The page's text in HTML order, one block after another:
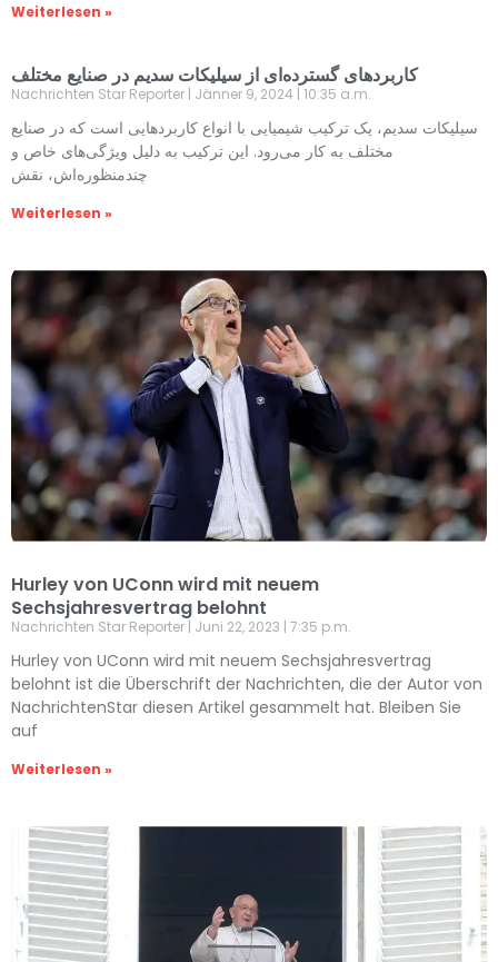
Weiterlesen »
کاربردهای گسترده‌ای از سیلیکات سدیم در صنایع مختلف
Nachrichten Star Reporter Jänner 9, 2024 10:35 a.m.
سیلیکات سدیم، یک ترکیب شیمیایی با انواع کاربردهایی است که در صنایع
مختلف به کار می‌رود. این ترکیب به دلیل ویژگی‌های خاص و
چندمنظوره‌اش، نقش
Weiterlesen »
Hurley von UConn wird mit neuem
Sechsjahresvertrag belohnt
Nachrichten Star Reporter Juni 22, 2023 7:35 p.m.
Hurley von UConn wird mit neuem Sechsjahresvertrag
belohnt ist die Überschrift der Nachrichten, die der Autor von
NachrichtenStar diesen Artikel gesammelt hat. Bleiben Sie
auf
Weiterlesen »